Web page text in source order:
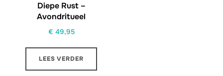
Diepe Rust –
Avondritueel
€ 49,95
LEES VERDER